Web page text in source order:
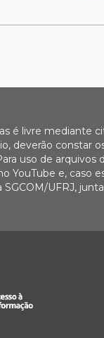
é livre mediante
deverão constar
uso de arquivos
YouTube e, caso
UFRJ,